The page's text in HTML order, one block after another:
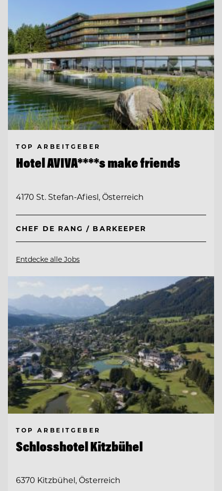
TOP ARBEITGEBER
Hotel AVIVA****s make friends
4170 St. Stefan-Afiesl, Österreich
CHEF DE RANG / BARKEEPER
Entdecke alle Jobs
TOP ARBEITGEBER
Schlosshotel Kitzbühel
6370 Kitzbühel, Österreich